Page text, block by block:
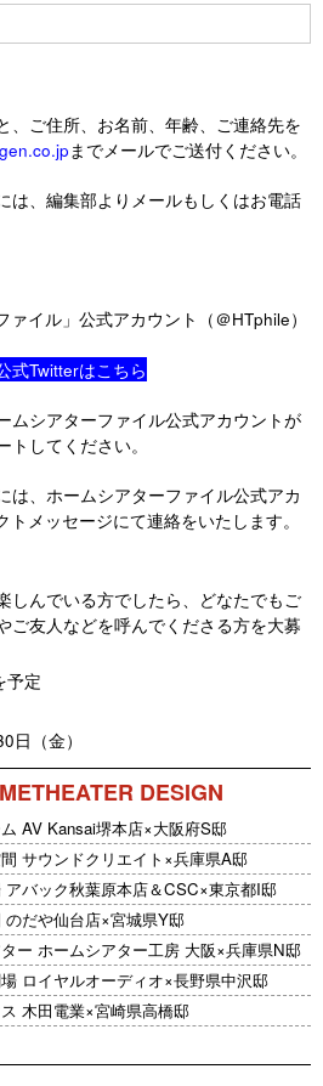
、ご住所、お名前、年齢、ご連絡先を
までメールでご送付ください。
は、編集部よりメールもしくはお電話
イル」公式アカウント（＠HTphile）
式Twitterはこちら
ムシアターファイル公式アカウントが
してください。
は、ホームシアターファイル公式アカ
メッセージにて連絡をいたします。
しんでいる方でしたら、どなたでもご
ご友人などを呼んでくださる方を大募
予定
日（金）
DESIGN
AV Kansai堺本店×大阪府S邸
サウンドクリエイト×兵庫県A邸
バック秋葉原本店＆CSC×東京都I邸
だや仙台店×宮城県Y邸
ー ホームシアター工房 大阪×兵庫県N邸
ロイヤルオーディオ×長野県中沢邸
木田電業×宮崎県高橋邸